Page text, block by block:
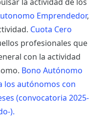
Emprendedor,
Cuota Cero
profesionales que
con la actividad
Bono Autónomo
los autónomos con
(convocatoria 2025-
).